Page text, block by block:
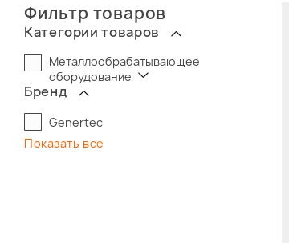
Фильтр товаров
Категории товаров
Металлообрабатывающее
оборудование
Бренд
Genertec
Показать все